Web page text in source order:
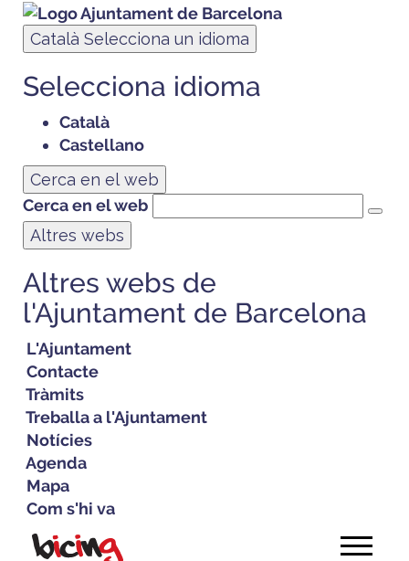
Català Selecciona un idioma
Selecciona idioma
Català
Castellano
Cerca en el web
Cerca en el web
Altres webs
Altres webs de
l'Ajuntament de Barcelona
L'Ajuntament
Contacte
Tràmits
Treballa a l'Ajuntament
Notícies
Agenda
Mapa
Com s'hi va
Vés